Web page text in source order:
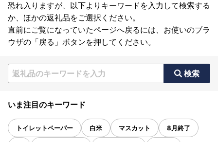
恐れ入りますが、以下よりキーワードを入力して検索する
か、ほかの返礼品をご選択ください。
直前にご覧になっていたページへ戻るには、お使いのブラ
ウザの「戻る」ボタンを押してください。
検索
いま注目のキーワード
トイレットペーパー 白米 マスカット 8月終了